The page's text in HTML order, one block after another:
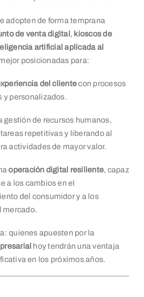
adopten de forma temprana
de venta digital , kioscos de
artificial aplicada al
posicionadas para:
del clientecon procesos
y personalizados.
gestión de recursos humanos,
repetitivas y liberando al
actividades de mayor valor.
operación digital resiliente, capaz
a los cambios en el
del consumidor y a los
mercado.
quienes apuesten por la
hoy tendrán una ventaja
en los próximos años.